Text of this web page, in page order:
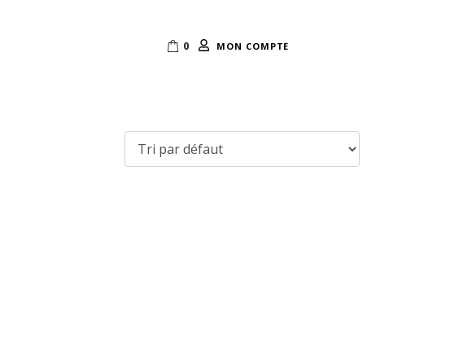
0 MON COMPTE